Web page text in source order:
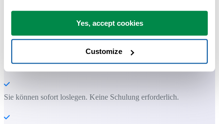
Yes, accept cookies
Customize
Zeit sparen in Excel. Schnell und einfach.
ASAP Utilities hilft Ihnen, Zeit zu sparen und Dinge zu tun, die mit
Excel allein nicht möglich sind.
Sie können sofort loslegen. Keine Schulung erforderlich.